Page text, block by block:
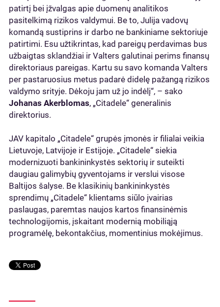
patirtį bei įžvalgas apie duomenų analitikos
pasitelkimą rizikos valdymui. Be to, Julija vadovų
komandą sustiprins ir darbo ne bankiniame sektoriuje
patirtimi. Esu užtikrintas, kad pareigų perdavimas bus
užbaigtas sklandžiai ir Valters galutinai perims finansų
direktoriaus pareigas. Kartu su savo komanda Valters
per pastaruosius metus padarė didelę pažangą rizikos
valdymo srityje. Dėkoju jam už jo indėlį“, – sako
Johanas Akerblomas, „Citadele“ generalinis
direktorius.
JAV kapitalo „Citadele“ grupės įmonės ir filialai veikia
Lietuvoje, Latvijoje ir Estijoje. „Citadele“ siekia
modernizuoti bankininkystės sektorių ir suteikti
daugiau galimybių gyventojams ir verslui visose
Baltijos šalyse. Be klasikinių bankininkystės
sprendimų „Citadele“ klientams siūlo įvairias
paslaugas, paremtas naujos kartos finansinėmis
technologijomis, įskaitant modernią mobiliąją
programėlę, bekontakčius, momentinius mokėjimus.